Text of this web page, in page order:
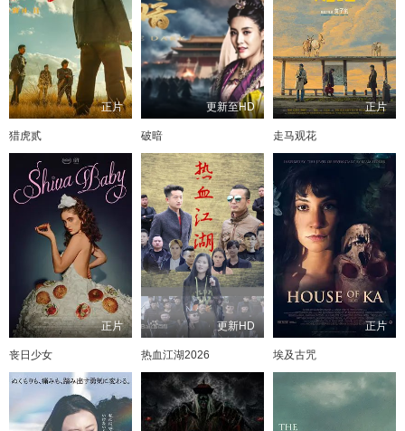
正片
猎虎贰
更新至HD
破暗
正片
走马观花
正片
丧日少女
更新HD
热血江湖2026
正片
埃及古咒